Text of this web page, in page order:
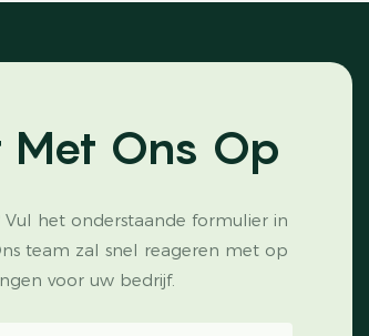
Met Ons Op
Vul het onderstaande formulier in
team zal snel reageren met op
voor uw bedrijf.